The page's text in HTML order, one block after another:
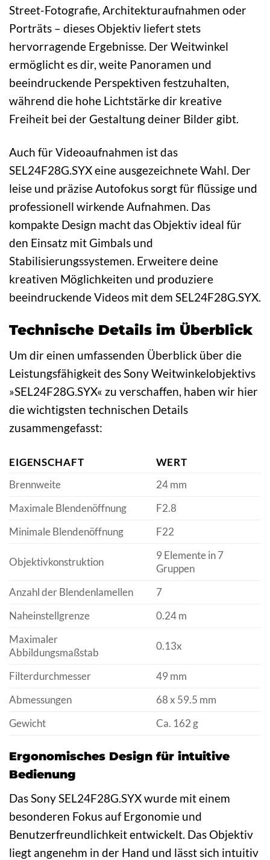
Street-Fotografie, Architekturaufnahmen oder
Porträts – dieses Objektiv liefert stets
hervorragende Ergebnisse. Der Weitwinkel
ermöglicht es dir, weite Panoramen und
beeindruckende Perspektiven festzuhalten,
während die hohe Lichtstärke dir kreative
Freiheit bei der Gestaltung deiner Bilder gibt.
Auch für Videoaufnahmen ist das
SEL24F28G.SYX eine ausgezeichnete Wahl. Der
leise und präzise Autofokus sorgt für flüssige und
professionell wirkende Aufnahmen. Das
kompakte Design macht das Objektiv ideal für
den Einsatz mit Gimbals und
Stabilisierungssystemen. Erweitere deine
kreativen Möglichkeiten und produziere
beeindruckende Videos mit dem SEL24F28G.SYX.
Technische Details im Überblick
Um dir einen umfassenden Überblick über die
Leistungsfähigkeit des Sony Weitwinkelobjektivs
»SEL24F28G.SYX« zu verschaffen, haben wir hier
die wichtigsten technischen Details
zusammengefasst:
EIGENSCHAFT
WERT
Brennweite
24 mm
Maximale Blendenöffnung
F2.8
Minimale Blendenöffnung
F22
Objektivkonstruktion
9 Elemente in 7
Gruppen
Anzahl der Blendenlamellen
7
Naheinstellgrenze
0.24 m
Maximaler
Abbildungsmaßstab
0.13x
Filterdurchmesser
49 mm
Abmessungen
68 x 59.5 mm
Gewicht
Ca. 162 g
Ergonomisches Design für intuitive
Bedienung
Das Sony SEL24F28G.SYX wurde mit einem
besonderen Fokus auf Ergonomie und
Benutzerfreundlichkeit entwickelt. Das Objektiv
liegt angenehm in der Hand und lässt sich intuitiv